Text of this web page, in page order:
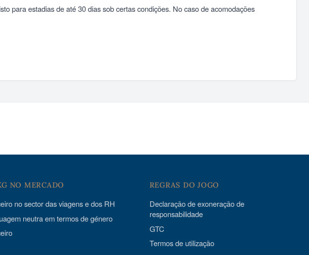
para estadias de até 30 dias sob certas condições. No caso de acomodações
NO MERCADO
no sector das viagens e dos RH
neutra em termos de género
REGRAS DO JOGO
Declaração de exoneração de
responsabilidade
GTC
Termos de utilização